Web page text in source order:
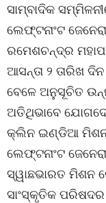
ସାମ୍ବାଦିକ
ଲେଫ୍ଟନାଂଟ
ରମେଶଚନ୍ଦ୍ର
ଆସନ୍ତା ୨ ତାରିଖ
ବେଳେ ଅନୁସୂଚିତ
ଅତିଥିଭାବେ
କ୍ଲିନ ଇଣ୍ଡିଆ
ଲେଫ୍ଟନାଂଟ
ସ୍ୱାଛଭାରତ
ସାଂସ୍କୃତିକ